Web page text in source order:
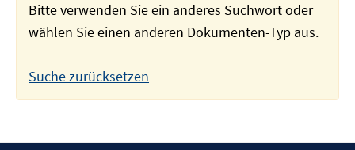
Bitte verwenden Sie ein anderes Suchwort oder
wählen Sie einen anderen Dokumenten-Typ aus.
Suche zurücksetzen